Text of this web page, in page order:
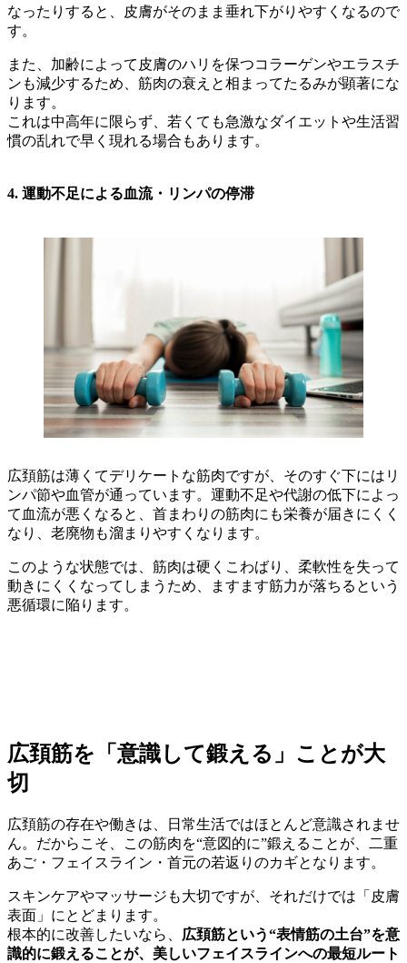
なったりすると、皮膚がそのまま垂れ下がりやすくなるので
す。
また、加齢によって皮膚のハリを保つコラーゲンやエラスチ
ンも減少するため、筋肉の衰えと相まってたるみが顕著にな
ります。
これは中高年に限らず、若くても急激なダイエットや生活習
慣の乱れで早く現れる場合もあります。
4. 運動不足による血流・リンパの停滞
広頚筋は薄くてデリケートな筋肉ですが、そのすぐ下にはリ
ンパ節や血管が通っています。運動不足や代謝の低下によっ
て血流が悪くなると、首まわりの筋肉にも栄養が届きにくく
なり、老廃物も溜まりやすくなります。
このような状態では、筋肉は硬くこわばり、柔軟性を失って
動きにくくなってしまうため、ますます筋力が落ちるという
悪循環に陥ります。
広頚筋を「意識して鍛える」ことが大
切
広頚筋の存在や働きは、日常生活ではほとんど意識されませ
ん。だからこそ、この筋肉を“意図的に”鍛えることが、二重
あご・フェイスライン・首元の若返りのカギとなります。
スキンケアやマッサージも大切ですが、それだけでは「皮膚
表面」にとどまります。
根本的に改善したいなら、 広頚筋という“表情筋の土台”を意
識的に鍛えることが、美しいフェイスラインへの最短ルート